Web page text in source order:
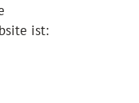
ist: